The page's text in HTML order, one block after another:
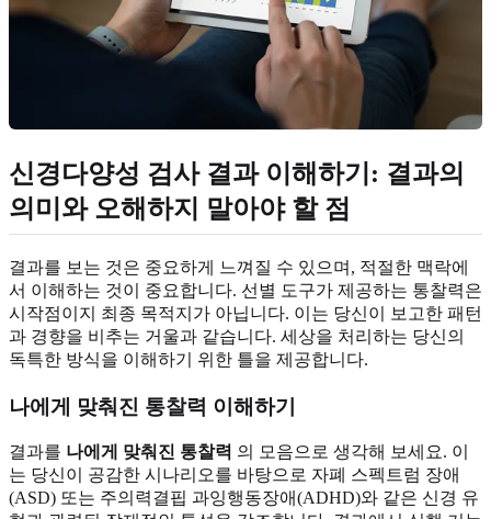
신경다양성 검사 결과 이해하기: 결과의
의미와 오해하지 말아야 할 점
결과를 보는 것은 중요하게 느껴질 수 있으며, 적절한 맥락에
서 이해하는 것이 중요합니다. 선별 도구가 제공하는 통찰력은
시작점이지 최종 목적지가 아닙니다. 이는 당신이 보고한 패턴
과 경향을 비추는 거울과 같습니다. 세상을 처리하는 당신의
독특한 방식을 이해하기 위한 틀을 제공합니다.
나에게 맞춰진 통찰력 이해하기
결과를 나에게 맞춰진 통찰력 의 모음으로 생각해 보세요. 이
는 당신이 공감한 시나리오를 바탕으로 자폐 스펙트럼 장애
(ASD) 또는 주의력결핍 과잉행동장애(ADHD)와 같은 신경 유